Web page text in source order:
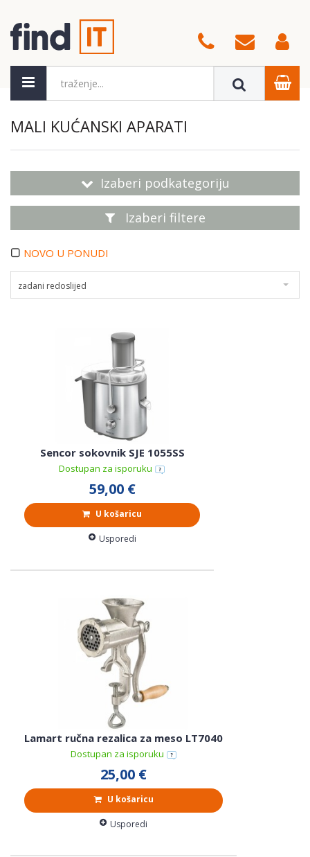
MALI KUĆANSKI APARATI
Izaberi podkategoriju
Izaberi filtere
NOVO U PONUDI
zadani redoslijed
Sencor sokovnik SJE 1055SS
Dostupan za isporuku
59,00 €
U košaricu
Usporedi
Lamart ručna rezalica za meso LT7040
Dostupan za isporuku
25,00 €
U košaricu
Usporedi